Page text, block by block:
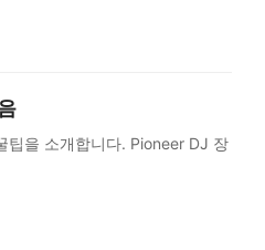
팁을 소개합니다. Pioneer DJ 장